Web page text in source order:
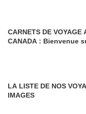
CARNETS DE VOYAGE
CANADA : Bienvenue
LA LISTE DE NOS
IMAGES